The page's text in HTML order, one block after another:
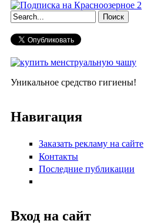
Форма поиска
Уникальное средство гигиены!
Навигация
Заказать рекламу на сайте
Контакты
Последние публикации
Вход на сайт